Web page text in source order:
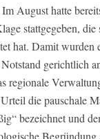
August hatte
stattgegeben, die
hat. Damit wurden
gerichtlich
regionale
die pauschale
bezeichnet und
Begründung